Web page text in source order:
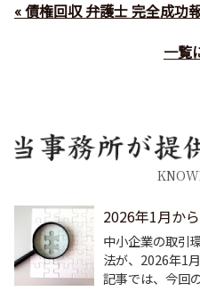
« 債権回収 弁護士 完全成功
一覧
2026年1月か
中小企業の取引
法が、2026年1
記事では、今回